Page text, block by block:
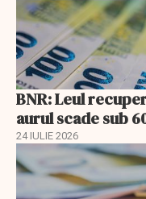
BNR: Leul
aurul scade sub
24 IULIE 2026